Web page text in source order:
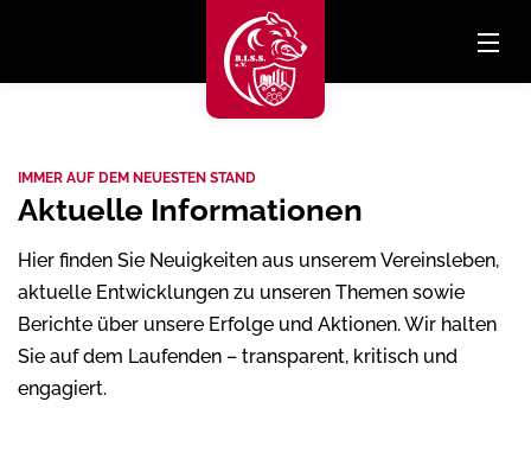
IMMER AUF DEM NEUESTEN STAND
Aktuelle Informationen
Hier finden Sie Neuigkeiten aus unserem Vereinsleben,
aktuelle Entwicklungen zu unseren Themen sowie
Berichte über unsere Erfolge und Aktionen. Wir halten
Sie auf dem Laufenden – transparent, kritisch und
engagiert.